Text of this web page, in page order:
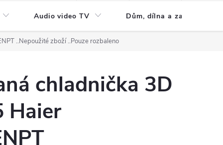
Audio video TV Dům, dílna a zahrada
..Nepoužité zboží ..Pouze rozbaleno
chladnička 3D
Haier